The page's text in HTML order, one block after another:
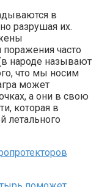
в
разрушая их.
часто
народе называют
что мы носим
может
а они в свою
которая в
летального